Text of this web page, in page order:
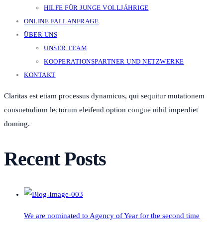
HILFE FÜR JUNGE VOLLJÄHRIGE
ONLINE FALLANFRAGE
ÜBER UNS
UNSER TEAM
KOOPERATIONSPARTNER UND NETZWERKE
KONTAKT
Claritas est etiam processus dynamicus, qui sequitur mutationem
consuetudium lectorum eleifend option congue nihil imperdiet
doming.
Recent Posts
We are nominated to Agency of Year for the second time